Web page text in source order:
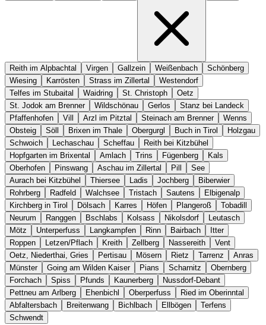
Reith im Alpbachtal Virgen Gallzein Weißenbach
Schönberg
Wiesing
Karrösten Strass im Zillertal
Westendorf
Telfes im Stubaital
Waidring St. Christoph
Oetz
St. Jodok am Brenner
Wildschönau Gerlos
Stanz bei Landeck
Pfaffenhofen
Vill Arzl im Pitztal Steinach am Brenner
Wenns
Obsteig
Söll Brixen im Thale Obergurgl Buch in Tirol
Holzgau
Schwoich
Lechaschau Scheffau
Reith bei Kitzbühel
Hopfgarten im Brixental
Amlach Trins Fügenberg
Kals
Oberhofen
Pinswang Aschau im Zillertal Pill
See
Aurach bei Kitzbühel
Thiersee Ladis Jochberg
Biberwier
Rohrberg
Radfeld Walchsee Tristach Sautens
Elbigenalp
Kirchberg in Tirol
Dölsach Karres Höfen Plangeroß
Tobadill
Neurum
Ranggen Bschlabs Kolsass Nikolsdorf
Leutasch
Mötz
Unterperfuss Langkampfen Rinn Bairbach
Itter
Roppen
Letzen/Pflach Kreith Zellberg Nassereith
Vent
Oetz, Niederthai, Gries
Pertisau Mösern Rietz Tarrenz
Anras
Münster
Going am Wilden Kaiser Pians Scharnitz
Obernberg
Forchach
Spiss Pfunds Kaunerberg
Nussdorf-Debant
Pettneu am Arlberg
Ehenbichl Oberperfuss
Ried im Oberinntal
Abfaltersbach
Breitenwang Bichlbach Ellbögen
Terfens
Schwendt